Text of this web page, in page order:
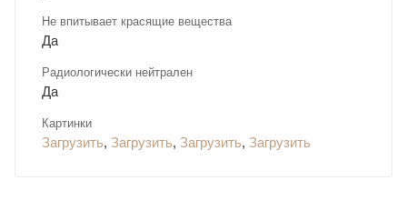
Не впитывает красящие вещества
Да
Радиологически нейтрален
Да
Картинки
Загрузить, Загрузить, Загрузить, Загрузить